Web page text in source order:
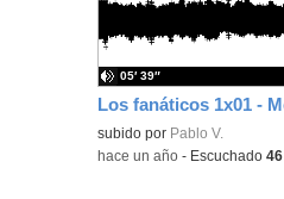
subido por Pablo V.
05′ 39″
-hace un año - Escuchado46